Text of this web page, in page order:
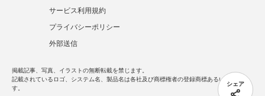
シェア
サービス利用規約
プライバシーポリシー
外部送信
掲載記事、写真、イラストの無断転載を禁じます。
記載されているロゴ、システム名、製品名は各社及び商標権者の登録商標あるいは商標で
す。